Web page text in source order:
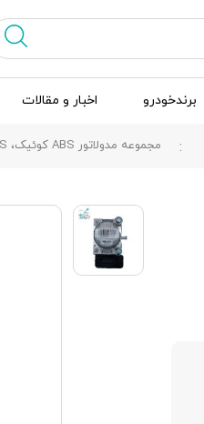
برندخودرو اخبار و مقالات
مجموعه مدولاتور ABS کوئیک، BXS